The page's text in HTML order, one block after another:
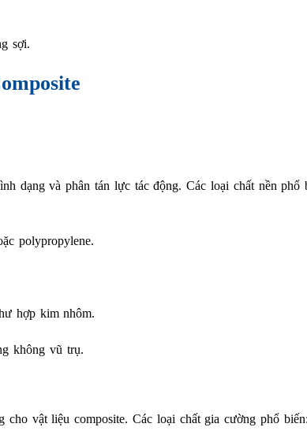
sợi.
dạng và phân tán lực tác động. Các loại chất nền phổ
polypropylene.
hợp kim nhôm.
không vũ trụ.
vật liệu composite. Các loại chất gia cường phổ biến: